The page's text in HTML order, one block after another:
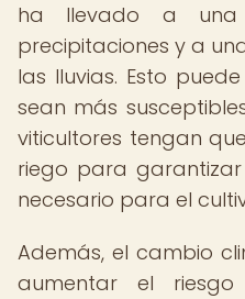
ha llevado a una
precipitaciones y a
las lluvias. Esto
sean más
viticultores tengan
riego para
necesario para el
Además, el cambio
aumentar el